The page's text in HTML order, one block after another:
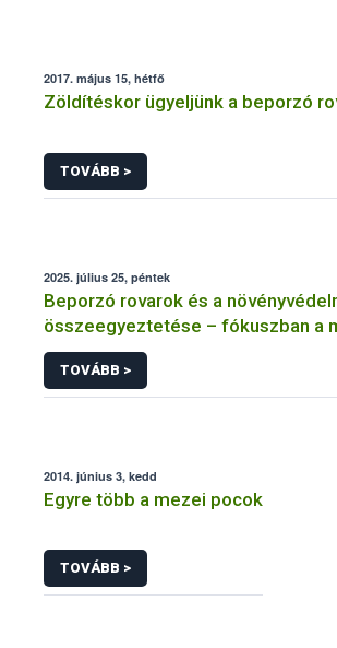
2017. május 15, hétfő
Zöldítéskor ügyeljünk a beporzó
TOVÁBB >
2025. július 25, péntek
Beporzó rovarok és a
összeegyeztetése – fókuszban a
TOVÁBB >
2014. június 3, kedd
Egyre több a mezei pocok
TOVÁBB >